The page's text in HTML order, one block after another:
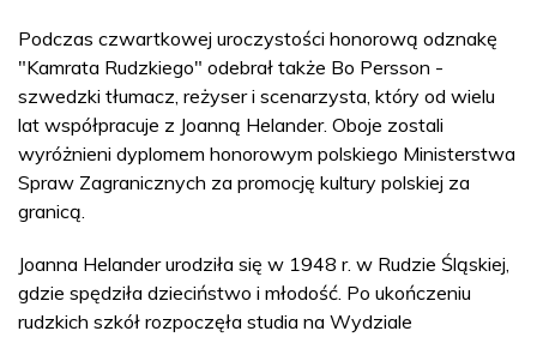
Podczas czwartkowej uroczystości honorową odznakę
"Kamrata Rudzkiego" odebrał także Bo Persson -
szwedzki tłumacz, reżyser i scenarzysta, który od wielu
lat współpracuje z Joanną Helander. Oboje zostali
wyróżnieni dyplomem honorowym polskiego Ministerstwa
Spraw Zagranicznych za promocję kultury polskiej za
granicą.
Joanna Helander urodziła się w 1948 r. w Rudzie Śląskiej,
gdzie spędziła dzieciństwo i młodość. Po ukończeniu
rudzkich szkół rozpoczęła studia na Wydziale